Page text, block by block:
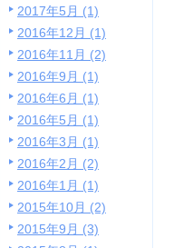
2017年5月 (1)
2016年12月 (1)
2016年11月 (2)
2016年9月 (1)
2016年6月 (1)
2016年5月 (1)
2016年3月 (1)
2016年2月 (2)
2016年1月 (1)
2015年10月 (2)
2015年9月 (3)